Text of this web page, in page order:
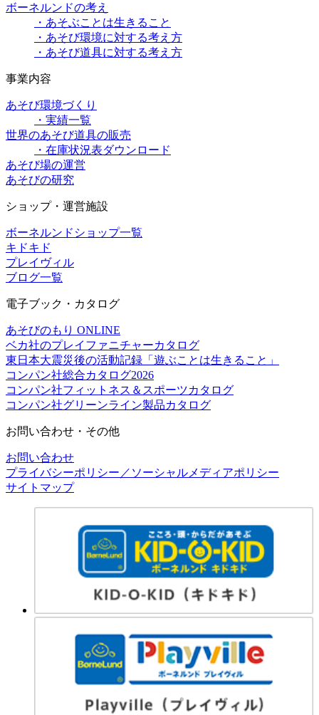
ボーネルンドの考え
・あそぶことは生きること
・あそび環境に対する考え方
・あそび道具に対する考え方
事業内容
あそび環境づくり
・実績一覧
世界のあそび道具の販売
・在庫状況表ダウンロード
あそび場の運営
あそびの研究
ショップ・運営施設
ボーネルンドショップ一覧
キドキド
プレイヴィル
ブログ一覧
電子ブック・カタログ
あそびのもり ONLINE
ベカ社のプレイファニチャーカタログ
東日本大震災後の活動記録「遊ぶことは生きること」
コンパン社総合カタログ2026
コンパン社フィットネス＆スポーツカタログ
コンパン社グリーンライン製品カタログ
お問い合わせ・その他
お問い合わせ
プライバシーポリシー／ソーシャルメディアポリシー
サイトマップ